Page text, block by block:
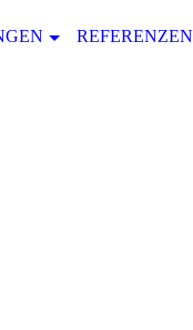
REFERENZEN